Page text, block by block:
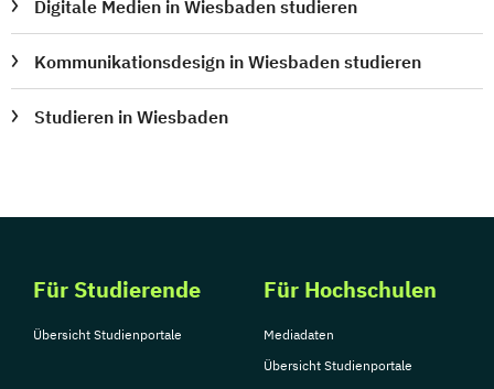
Digitale Medien in Wiesbaden studieren
Kommunikationsdesign in Wiesbaden studieren
Studieren in Wiesbaden
Für Studierende
Übersicht Studienportale
Für Hochschulen
Mediadaten
Übersicht Studienportale